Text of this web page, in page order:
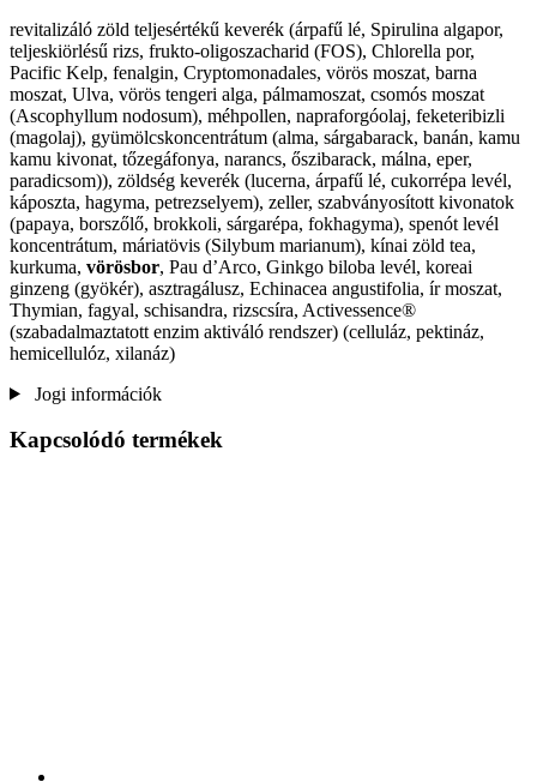
revitalizáló zöld teljesértékű keverék (árpafű lé, Spirulina algapor,
teljeskiörlésű rizs, frukto-oligoszacharid (FOS), Chlorella por,
Pacific Kelp, fenalgin, Cryptomonadales, vörös moszat, barna
moszat, Ulva, vörös tengeri alga, pálmamoszat, csomós moszat
(Ascophyllum nodosum), méhpollen, napraforgóolaj, feketeribizli
(magolaj), gyümölcskoncentrátum (alma, sárgabarack, banán, kamu
kamu kivonat, tőzegáfonya, narancs, őszibarack, málna, eper,
paradicsom)), zöldség keverék (lucerna, árpafű lé, cukorrépa levél,
káposzta, hagyma, petrezselyem), zeller, szabványosított kivonatok
(papaya, borszőlő, brokkoli, sárgarépa, fokhagyma), spenót levél
koncentrátum, máriatövis (Silybum marianum), kínai zöld tea,
kurkuma, vörösbor, Pau d’Arco, Ginkgo biloba levél, koreai
ginzeng (gyökér), asztragálusz, Echinacea angustifolia, ír moszat,
Thymian, fagyal, schisandra, rizscsíra, Activessence®
(szabadalmaztatott enzim aktiváló rendszer) (celluláz, pektináz,
hemicellulóz, xilanáz)
Jogi információk
Kapcsolódó termékek